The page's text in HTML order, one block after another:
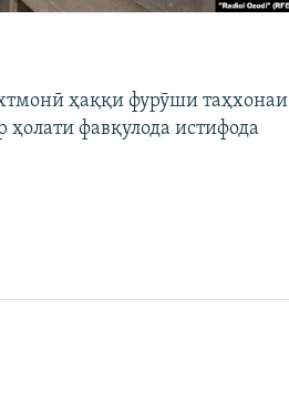
ҳаққи фурӯши таҳхонаи
фавқулода истифода